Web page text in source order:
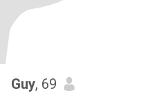
Guy, 69